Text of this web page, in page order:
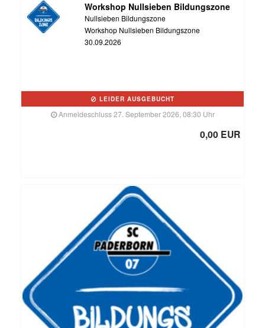
Workshop Nullsieben Bildungszone
Nullsieben Bildungszone
Workshop Nullsieben Bildungszone
30.09.2026
LEIDER AUSGEBUCHT
Anmeldeschluss 27. September 2026, 08:30 Uhr
0,00 EUR